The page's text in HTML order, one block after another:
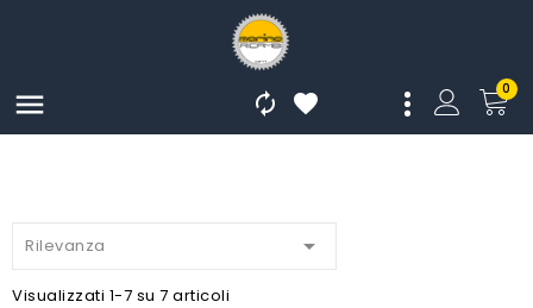
 0


Rilevanza 
Visualizzati 1-7 su 7 articoli